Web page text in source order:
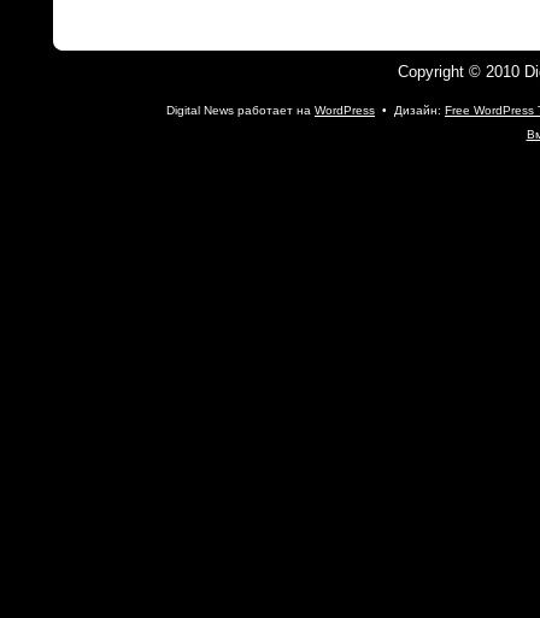
Copyright © 2010
Digital News работает на WordPress • Дизайн: Free WordPress